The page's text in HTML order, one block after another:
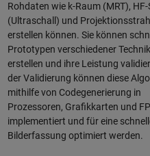
Rohdaten wie k-Raum (MRT),
(Ultraschall) und
erstellen können. Sie können
Prototypen verschiedener
erstellen und ihre Leistung
der Validierung können diese
mithilfe von Codegenerierung in
Prozessoren, Grafikkarten und
implementiert und für eine
Bilderfassung optimiert werden.